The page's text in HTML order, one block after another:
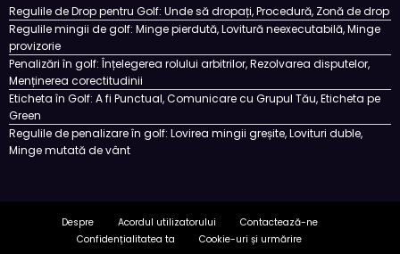
Regulile de Drop pentru Golf: Unde să dropați, Procedură, Zonă de drop
Regulile mingii de golf: Minge pierdută, Lovitură neexecutabilă, Minge
provizorie
Penalizări în golf: Înțelegerea rolului arbitrilor, Rezolvarea disputelor,
Menținerea corectitudinii
Eticheta în Golf: A fi Punctual, Comunicare cu Grupul Tău, Eticheta pe
Green
Regulile de penalizare în golf: Lovirea mingii greșite, Lovituri duble,
Minge mutată de vânt
Despre Acordul utilizatorului
Contactează-ne
Confidențialitatea ta
Cookie-uri și urmărire